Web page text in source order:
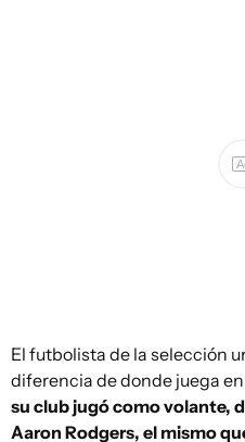
El futbolista de la selección
diferencia de donde juega
su club jugó como volante,
Aaron Rodgers, el mismo